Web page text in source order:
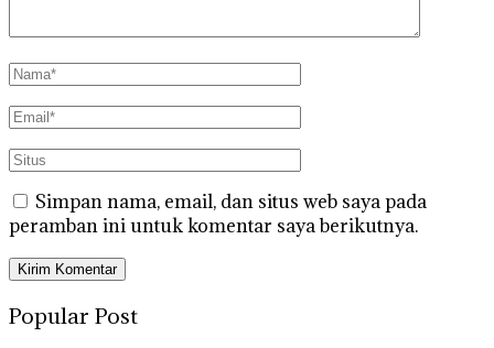
Simpan nama, email, dan situs web saya pada
peramban ini untuk komentar saya berikutnya.
Popular Post